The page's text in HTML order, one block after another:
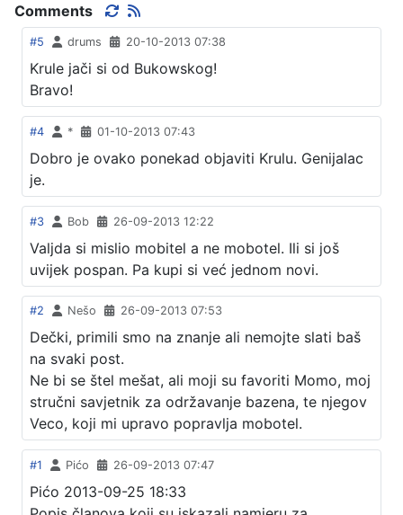
Comments
#5 drums 20-10-2013 07:38
Krule jači si od Bukowskog!
Bravo!
#4 * 01-10-2013 07:43
Dobro je ovako ponekad objaviti Krulu. Genijalac
je.
#3 Bob 26-09-2013 12:22
Valjda si mislio mobitel a ne mobotel. Ili si još
uvijek pospan. Pa kupi si već jednom novi.
#2 Nešo 26-09-2013 07:53
Dečki, primili smo na znanje ali nemojte slati baš
na svaki post.
Ne bi se štel mešat, ali moji su favoriti Momo, moj
stručni savjetnik za održavanje bazena, te njegov
Veco, koji mi upravo popravlja mobotel.
#1 Pićo 26-09-2013 07:47
Pićo 2013-09-25 18:33